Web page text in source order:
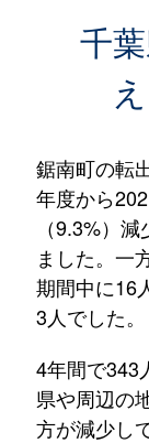
千
鋸南町の転
年度から
（9.3%）
ました。一
期間中に16
3人でした。
4年間で343
県や周辺の
方が減少し